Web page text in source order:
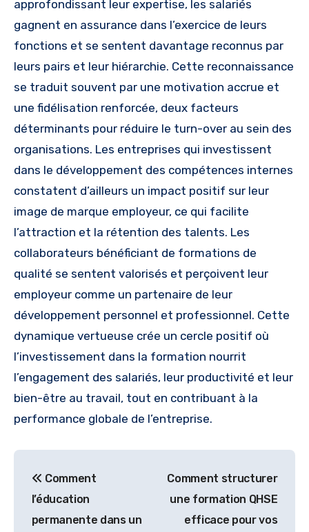
approfondissant leur expertise, les salariés
gagnent en assurance dans l’exercice de leurs
fonctions et se sentent davantage reconnus par
leurs pairs et leur hiérarchie. Cette reconnaissance
se traduit souvent par une motivation accrue et
une fidélisation renforcée, deux facteurs
déterminants pour réduire le turn-over au sein des
organisations. Les entreprises qui investissent
dans le développement des compétences internes
constatent d’ailleurs un impact positif sur leur
image de marque employeur, ce qui facilite
l’attraction et la rétention des talents. Les
collaborateurs bénéficiant de formations de
qualité se sentent valorisés et perçoivent leur
employeur comme un partenaire de leur
développement personnel et professionnel. Cette
dynamique vertueuse crée un cercle positif où
l’investissement dans la formation nourrit
l’engagement des salariés, leur productivité et leur
bien-être au travail, tout en contribuant à la
performance globale de l’entreprise.
de
l’article
Comment
l’éducation
permanente dans un
Comment structurer
une formation QHSE
efficace pour vos